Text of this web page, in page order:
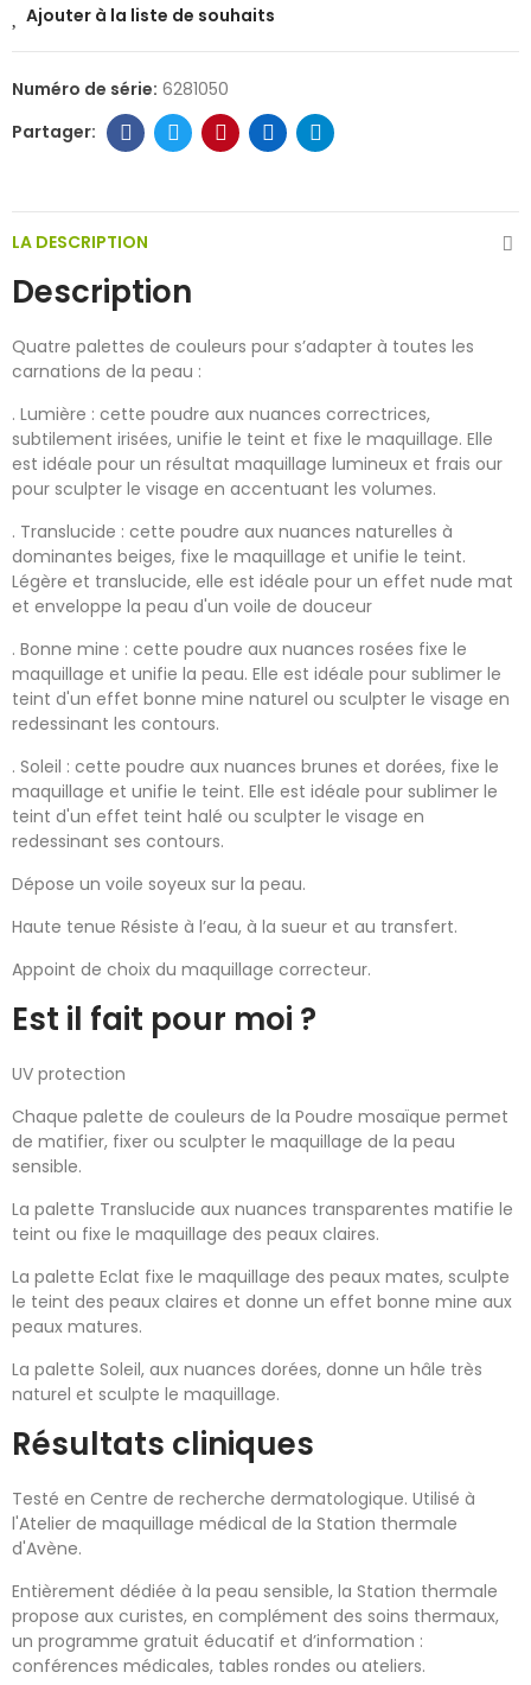
Ajouter à la liste de souhaits
Numéro de série: 6281050
LA DESCRIPTION
Description
Quatre palettes de couleurs pour s’adapter à toutes les
carnations de la peau :
. Lumière : cette poudre aux nuances correctrices,
subtilement irisées, unifie le teint et fixe le maquillage. Elle
est idéale pour un résultat maquillage lumineux et frais our
pour sculpter le visage en accentuant les volumes.
. Translucide : cette poudre aux nuances naturelles à
dominantes beiges, fixe le maquillage et unifie le teint.
Légère et translucide, elle est idéale pour un effet nude mat
et enveloppe la peau d'un voile de douceur
. Bonne mine : cette poudre aux nuances rosées fixe le
maquillage et unifie la peau. Elle est idéale pour sublimer le
teint d'un effet bonne mine naturel ou sculpter le visage en
redessinant les contours.
. Soleil : cette poudre aux nuances brunes et dorées, fixe le
maquillage et unifie le teint. Elle est idéale pour sublimer le
teint d'un effet teint halé ou sculpter le visage en
redessinant ses contours.
Dépose un voile soyeux sur la peau.
Haute tenue Résiste à l’eau, à la sueur et au transfert.
Appoint de choix du maquillage correcteur.
Est il fait pour moi ?
UV protection
Chaque palette de couleurs de la Poudre mosaïque permet
de matifier, fixer ou sculpter le maquillage de la peau
sensible.
La palette Translucide aux nuances transparentes matifie le
teint ou fixe le maquillage des peaux claires.
La palette Eclat fixe le maquillage des peaux mates, sculpte
le teint des peaux claires et donne un effet bonne mine aux
peaux matures.
La palette Soleil, aux nuances dorées, donne un hâle très
naturel et sculpte le maquillage.
Résultats cliniques
Testé en Centre de recherche dermatologique. Utilisé à
l'Atelier de maquillage médical de la Station thermale
d'Avène.
Entièrement dédiée à la peau sensible, la Station thermale
propose aux curistes, en complément des soins thermaux,
un programme gratuit éducatif et d’information :
conférences médicales, tables rondes ou ateliers.